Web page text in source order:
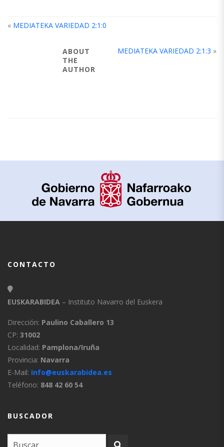
« MEDIATEKA VARIEDAD 2:1:0
MEDIATEKA VARIEDAD 2:1:3 »
ABOUT
THE
AUTHOR
CONTACTO
EUSKARABIDEA – Instituto Navarro del Euskera
Dirección: Paulino Caballero 13
CP: 31002
Localidad: Pamplona/Iruña
Provincia: Navarra
E-Mail: info@euskarabidea.es
Teléfono: 848 42 60 54
BUSCADOR